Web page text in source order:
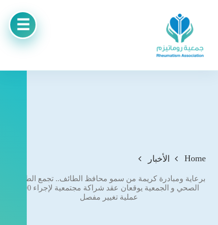
Home الأخبار
برعاية ومبادرة كريمة من سمو محافظ الطائف.. تجمع الطائف
الصحي و الجمعية يوقعان عقد شراكة مجتمعية لإجراء 200
عملية تغيير مفصل